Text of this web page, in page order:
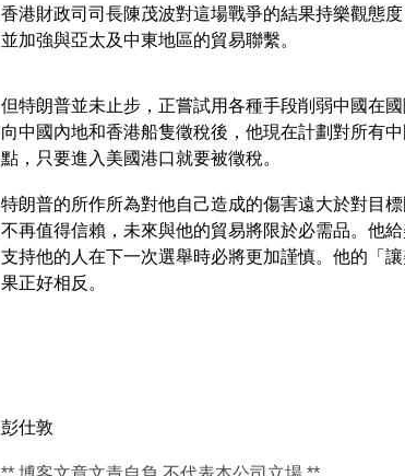
香港財政司司長陳茂波對這場戰爭的結果持樂觀態
並加強與亞太及中東地區的貿易聯繫。
但特朗普並未止步，正嘗試用各種手段削弱中國在
向中國內地和香港船隻徵稅後，他現在計劃對所有
點，只要進入美國港口就要被徵稅。
特朗普的所作所為對他自己造成的傷害遠大於對目
不再值得信賴，未來與他的貿易將限於必需品。他
支持他的人在下一次選舉時必將更加謹慎。他的「
果正好相反。
彭仕敦